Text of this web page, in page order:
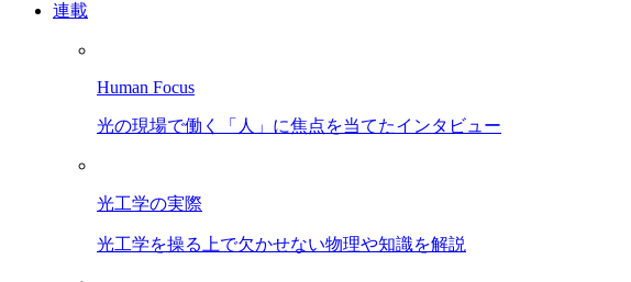
連載
Human Focus
光の現場で働く「人」に焦点を当てたインタビュー
光工学の実際
光工学を操る上で欠かせない物理や知識を解説